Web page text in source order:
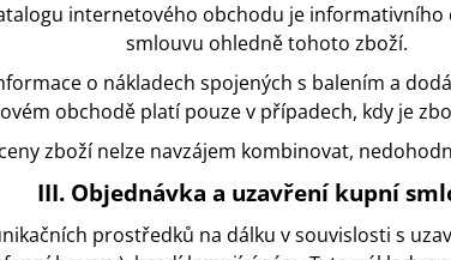
internetového obchodu je
smlouvu ohledně tohoto zboží.
o nákladech spojených s balením a
obchodě platí pouze v případech, kdy je
zboží nelze navzájem kombinovat,
III. Objednávka a uzavření kupní
prostředků na dálku v souvislosti s